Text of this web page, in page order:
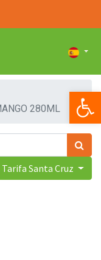
280ML
Tarifa Santa Cruz